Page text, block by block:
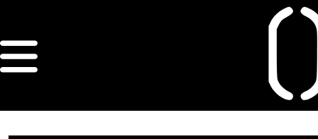
ORDRE DES
ARCHITECTES